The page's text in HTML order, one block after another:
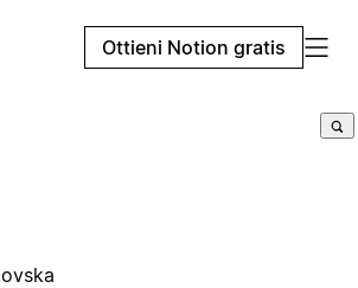
Ottieni Notion gratis